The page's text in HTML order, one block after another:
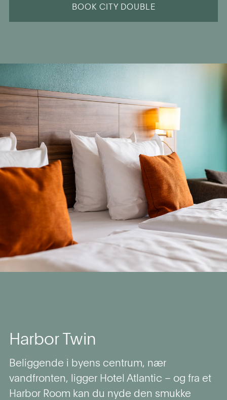
BOOK CITY DOUBLE
Harbor Twin
Beliggende i byens centrum, nær
vandfronten, ligger Hotel Atlantic – og fra et
Harbor Room kan du nyde den smukke